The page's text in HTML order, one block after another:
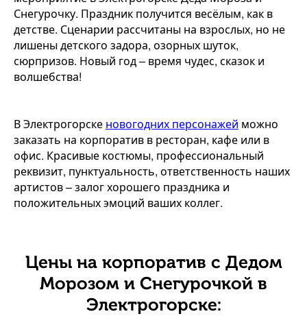
Снегурочку. Праздник получится весёлым, как в
детстве. Сценарии рассчитаны на взрослых, но не
лишены детского задора, озорных шуток,
сюрпризов. Новый год – время чудес, сказок и
волшебства!
В Электрогорске новогодних персонажей можно
заказать на корпоратив в ресторан, кафе или в
офис. Красивые костюмы, профессиональный
реквизит, пунктуальность, ответственность наших
артистов – залог хорошего праздника и
положительных эмоций ваших коллег.
Цены на корпоратив с Дедом
Морозом и Снегурочкой в
Электрогорске: